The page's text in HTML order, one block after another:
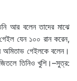
আর বলেন তাদের মাঝে
যেন ১০০ রান করেন,
অমিতাভ গেইলকে বলেন।
তিনিও খুশি।–সুত্র: